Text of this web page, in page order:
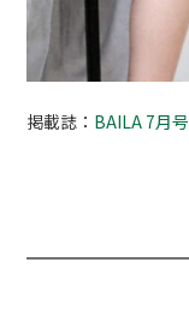
掲載誌： BAILA 7月号